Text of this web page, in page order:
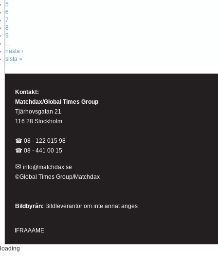
5
6
7
8
9
…
nästa ›
sista »
Kontakt:
Matchdax/Global Times Group
Tjärhovsgatan 21
116 28 Stockholm
☎ 08 - 122 015 98
☎ 08 - 441 00 15
✉ info@matchdax.se
©Global Times Group/Matchdax
Bildbyrån: Bildleverantör om inte annat anges
IFRAAAME
loading